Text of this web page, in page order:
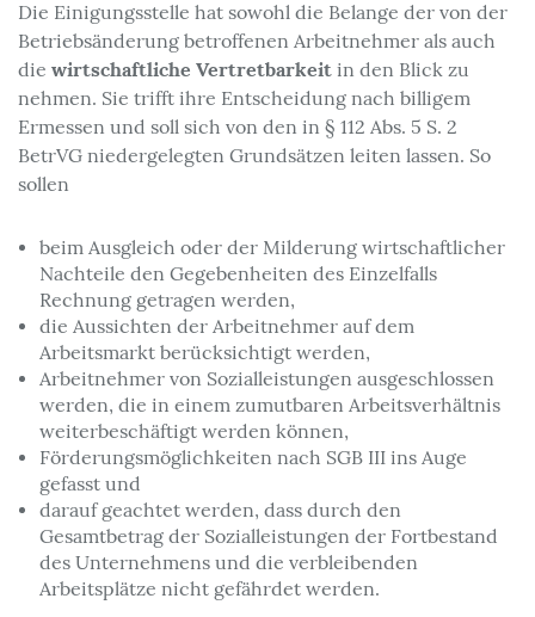
Die Einigungsstelle hat sowohl die Belange der von der
Betriebsänderung betroffenen Arbeitnehmer als auch
die wirtschaftliche Vertretbarkeit in den Blick zu
nehmen. Sie trifft ihre Entscheidung nach billigem
Ermessen und soll sich von den in § 112 Abs. 5 S. 2
BetrVG niedergelegten Grundsätzen leiten lassen. So
sollen
beim Ausgleich oder der Milderung wirtschaftlicher
Nachteile den Gegebenheiten des Einzelfalls
Rechnung getragen werden,
die Aussichten der Arbeitnehmer auf dem
Arbeitsmarkt berücksichtigt werden,
Arbeitnehmer von Sozialleistungen ausgeschlossen
werden, die in einem zumutbaren Arbeitsverhältnis
weiterbeschäftigt werden können,
Förderungsmöglichkeiten nach SGB III ins Auge
gefasst und
darauf geachtet werden, dass durch den
Gesamtbetrag der Sozialleistungen der Fortbestand
des Unternehmens und die verbleibenden
Arbeitsplätze nicht gefährdet werden.